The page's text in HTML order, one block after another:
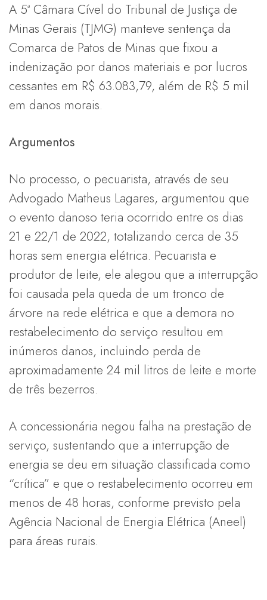
A 5ª Câmara Cível do Tribunal de Justiça de
Minas Gerais (TJMG) manteve sentença da
Comarca de Patos de Minas que fixou a
indenização por danos materiais e por lucros
cessantes em R$ 63.083,79, além de R$ 5 mil
em danos morais.
Argumentos
No processo, o pecuarista, através de seu
Advogado Matheus Lagares, argumentou que
o evento danoso teria ocorrido entre os dias
21 e 22/1 de 2022, totalizando cerca de 35
horas sem energia elétrica. Pecuarista e
produtor de leite, ele alegou que a interrupção
foi causada pela queda de um tronco de
árvore na rede elétrica e que a demora no
restabelecimento do serviço resultou em
inúmeros danos, incluindo perda de
aproximadamente 24 mil litros de leite e morte
de três bezerros.
A concessionária negou falha na prestação de
serviço, sustentando que a interrupção de
energia se deu em situação classificada como
“crítica” e que o restabelecimento ocorreu em
menos de 48 horas, conforme previsto pela
Agência Nacional de Energia Elétrica (Aneel)
para áreas rurais.